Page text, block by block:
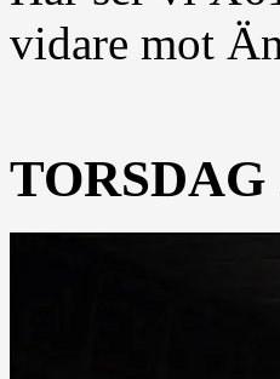
vidare mot
TORSDAG